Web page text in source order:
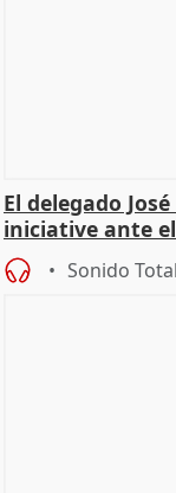
El delegado
iniciative ante
hogar en Madri
Sonido